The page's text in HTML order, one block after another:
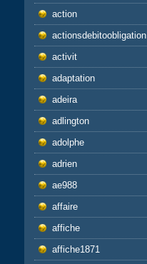
action
actionsdebitoobligation
activit
adaptation
adeira
adlington
adolphe
adrien
ae988
affaire
affiche
affiche1871